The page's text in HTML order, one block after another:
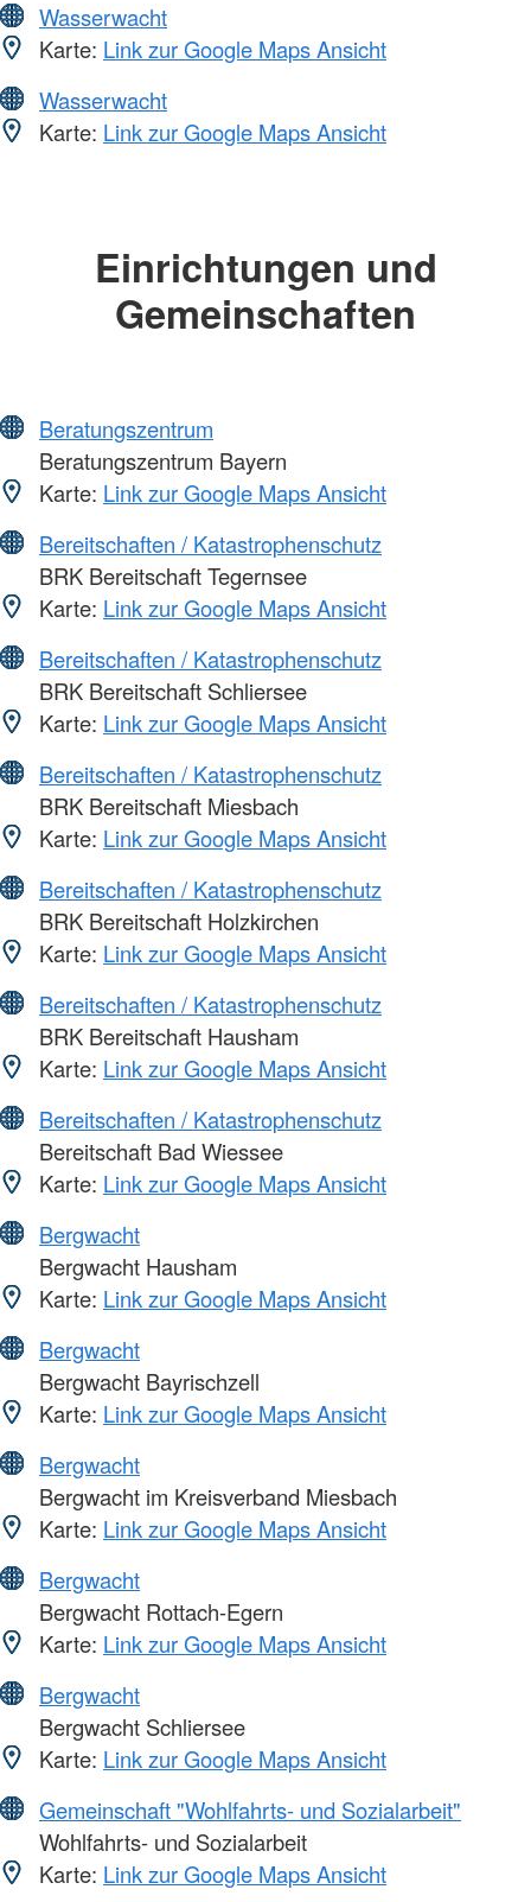
Wasserwacht
Karte: Link zur Google Maps Ansicht
Wasserwacht
Karte: Link zur Google Maps Ansicht
Einrichtungen und
Gemeinschaften
Beratungszentrum
Beratungszentrum Bayern
Karte: Link zur Google Maps Ansicht
Bereitschaften / Katastrophenschutz
BRK Bereitschaft Tegernsee
Karte: Link zur Google Maps Ansicht
Bereitschaften / Katastrophenschutz
BRK Bereitschaft Schliersee
Karte: Link zur Google Maps Ansicht
Bereitschaften / Katastrophenschutz
BRK Bereitschaft Miesbach
Karte: Link zur Google Maps Ansicht
Bereitschaften / Katastrophenschutz
BRK Bereitschaft Holzkirchen
Karte: Link zur Google Maps Ansicht
Bereitschaften / Katastrophenschutz
BRK Bereitschaft Hausham
Karte: Link zur Google Maps Ansicht
Bereitschaften / Katastrophenschutz
Bereitschaft Bad Wiessee
Karte: Link zur Google Maps Ansicht
Bergwacht
Bergwacht Hausham
Karte: Link zur Google Maps Ansicht
Bergwacht
Bergwacht Bayrischzell
Karte: Link zur Google Maps Ansicht
Bergwacht
Bergwacht im Kreisverband Miesbach
Karte: Link zur Google Maps Ansicht
Bergwacht
Bergwacht Rottach-Egern
Karte: Link zur Google Maps Ansicht
Bergwacht
Bergwacht Schliersee
Karte: Link zur Google Maps Ansicht
Gemeinschaft "Wohlfahrts- und Sozialarbeit"
Wohlfahrts- und Sozialarbeit
Karte: Link zur Google Maps Ansicht